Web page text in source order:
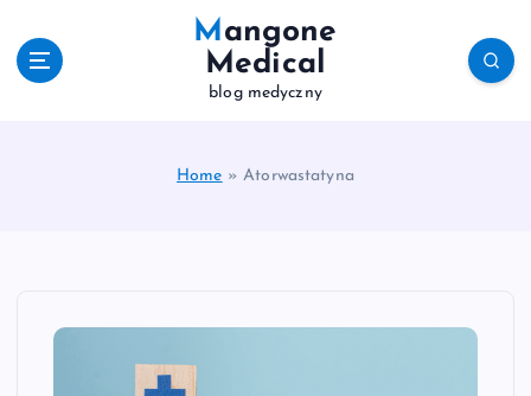
Mangone
Medical
blog medyczny
Home »Atorwastatyna